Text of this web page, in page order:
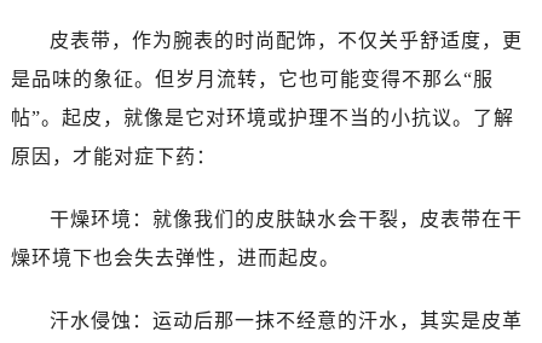
皮表带，作为腕表的时尚配饰，不仅关乎舒适度，更
是品味的象征。但岁月流转，它也可能变得不那么“服
帖”。起皮，就像是它对环境或护理不当的小抗议。了解
原因，才能对症下药：
干燥环境：就像我们的皮肤缺水会干裂，皮表带在干
燥环境下也会失去弹性，进而起皮。
汗水侵蚀：运动后那一抹不经意的汗水，其实是皮革